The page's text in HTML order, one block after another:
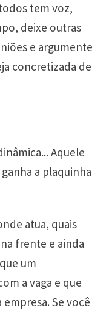
tem voz,
deixe outras
e argumente
concretizada de
Aquele
a plaquinha
atua, quais
frente e ainda
um
a vaga e que
Se você